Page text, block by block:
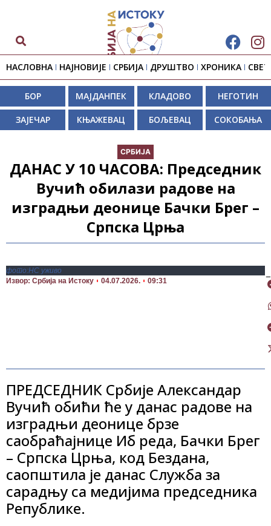
НАСЛОВНА НАЈНОВИЈЕ СРБИЈА ДРУШТВО ХРОНИКА СВЕТ
БОР МАЈДАНПЕК КЛАДОВО НЕГОТИН
ЗАЈЕЧАР КЊАЖЕВАЦ БОЉЕВАЦ СОКОБАЊА
СРБИЈА
ДАНАС У 10 ЧАСОВА: Председник
Вучић обилази радове на
изградњи деонице Бачки Брег –
Српска Црња
фото:НС уживо
Извор: Србија на Истоку
04.07.2026. 09:31
ПРЕДСЕДНИК Србије Александар
Вучић обићи ће у данас радове на
изградњи деонице брзе
саобраћајнице Иб реда, Бачки Брег
– Српска Црња, код Бездана,
саопштила је данас Служба за
сарадњу са медијима председника
Републике.